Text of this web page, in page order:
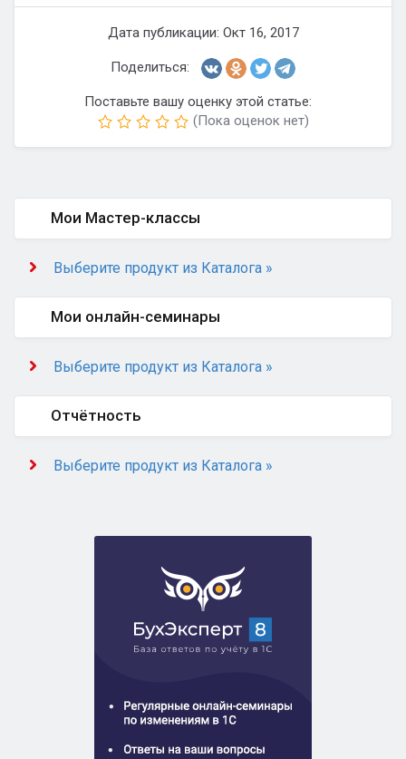
Дата публикации: Окт 16, 2017
Поделиться:
Поставьте вашу оценку этой статье:
(Пока оценок нет)
Мои Мастер-классы
Выберите продукт из Каталога »
Мои онлайн-семинары
Выберите продукт из Каталога »
Отчётность
Выберите продукт из Каталога »